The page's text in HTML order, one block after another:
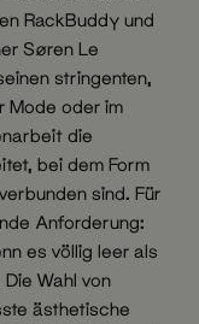
RackBuddy und
Søren Le
stringenten,
Mode oder im
die
bei dem Form
sind. Für
Anforderung:
es völlig leer als
Wahl von
ästhetische